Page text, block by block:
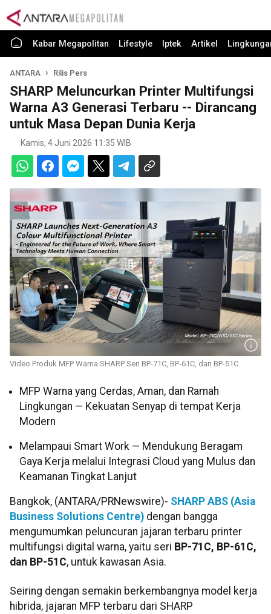
Kabar Megapolitan Lifestyle Iptek Artikel
ANTARA Rilis Pers
SHARP Meluncurkan Printer Multifungsi
Warna A3 Generasi Terbaru -- Dirancang
untuk Masa Depan Dunia Kerja
Kamis, 4 Juni 2026 11:35 WIB
Video Produk MFP Warna SHARP Seri BP-71C, BP-61C, dan BP-51C.
MFP Warna yang Cerdas, Aman, dan Ramah
Lingkungan — Kekuatan Senyap di tempat Kerja
Modern
Melampaui Smart Work — Mendukung Beragam
Gaya Kerja melalui Integrasi Cloud yang Mulus dan
Keamanan Tingkat Lanjut
Bangkok, (ANTARA/PRNewswire)- SHARP ABS (Asia
Business Solutions Centre) dengan bangga
mengumumkan peluncuran jajaran terbaru printer
multifungsi digital warna, yaitu seri BP-71C, BP-61C,
dan BP-51C, untuk kawasan Asia.
Seiring dengan semakin berkembangnya model kerja
hibrida, jajaran MFP terbaru dari SHARP